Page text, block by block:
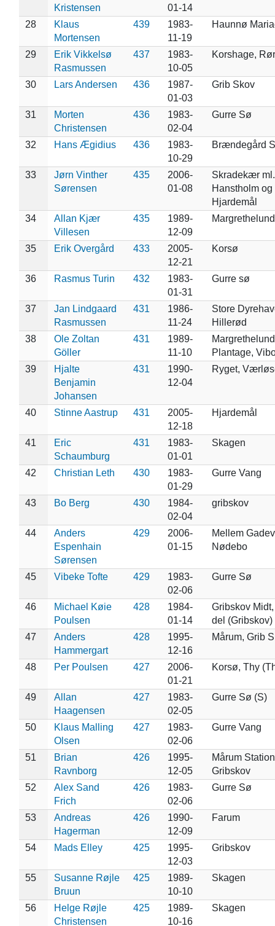
Kristensen
01-14
28
Klaus
Mortensen
439
1983-
11-19
Haunnø
29
Erik Vikkelsø
Rasmussen
437
1983-
10-05
Korshage,
30 Lars Andersen 436
1987-
01-03
Grib Skov
31
Morten
Christensen
436
1983-
02-04
Gurre Sø
32 Hans Ægidius 436
1983-
10-29
Brændegård
33
Jørn Vinther
Sørensen
435
2006-
01-08
Skradekær ml.
Hanstholm og
Hjardemål
34
Allan Kjær
Villesen
435
1989-
12-09
35 Erik Overgård 433
2005-
12-21
Korsø
36 Rasmus Turin 432
1983-
01-31
Gurre sø
37
Jan Lindgaard
Rasmussen
431
1986-
11-24
Store
Hillerød
38
Ole Zoltan
Göller
431
1989-
11-10
Margrethelund
Plantage,
39
Hjalte
Benjamin
Johansen
431
1990-
12-04
Ryget,
40 Stinne Aastrup 431
2005-
12-18
Hjardemål
41
Eric
Schaumburg
431
1983-
01-01
Skagen
42 Christian Leth 430
1983-
01-29
Gurre Vang
43 Bo Berg 430
1984-
02-04
gribskov
44
Anders
Espenhain
Sørensen
429
2006-
01-15
Mellem
Nødebo
45 Vibeke Tofte 429
1983-
02-06
Gurre Sø
46
Michael Køie
Poulsen
428
1984-
01-14
Gribskov
del (Gribskov)
47
Anders
Hammergart
428
1995-
12-16
Mårum, Grib
48 Per Poulsen 427
2006-
01-21
Korsø, Thy
49
Allan
Haagensen
427
1983-
02-05
Gurre Sø (S)
50
Klaus Malling
Olsen
427
1983-
02-06
Gurre Vang
51
Brian
Ravnborg
426
1995-
12-05
Mårum
Gribskov
52
Alex Sand
Frich
426
1983-
02-06
Gurre Sø
53
Andreas
Hagerman
426
1990-
12-09
Farum
54 Mads Elley 425
1995-
12-03
Gribskov
55
Susanne Røjle
Bruun
425
1989-
10-10
Skagen
56
Helge Røjle
Christensen
425
1989-
10-16
Skagen